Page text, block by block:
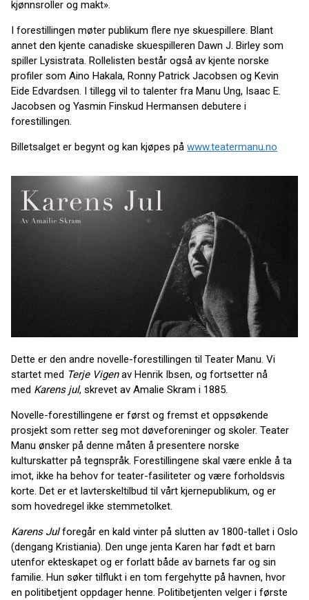
kjønnsroller og makt».
I forestillingen møter publikum flere nye skuespillere. Blant
annet den kjente canadiske skuespilleren Dawn J. Birley som
spiller Lysistrata. Rollelisten består også av kjente norske
profiler som Aino Hakala, Ronny Patrick Jacobsen og Kevin
Eide Edvardsen. I tillegg vil to talenter fra Manu Ung, Isaac E.
Jacobsen og Yasmin Finskud Hermansen debutere i
forestillingen.
Billetsalget er begynt og kan kjøpes på www.teatermanu.no
Dette er den andre novelle-forestillingen til Teater Manu. Vi
startet med Terje Vigenav Henrik Ibsen, og fortsetter nå
med Karens jul, skrevet av Amalie Skram i 1885.
Novelle-forestillingene er først og fremst et oppsøkende
prosjekt som retter seg mot døveforeninger og skoler. Teater
Manu ønsker på denne måten å presentere norske
kulturskatter på tegnspråk. Forestillingene skal være enkle å ta
imot, ikke ha behov for teater-fasiliteter og være forholdsvis
korte. Det er et lavterskeltilbud til vårt kjernepublikum, og er
som hovedregel ikke stemmetolket.
Karens Julforegår en kald vinter på slutten av 1800-tallet i Oslo
(dengang Kristiania). Den unge jenta Karen har født et barn
utenfor ekteskapet og er forlatt både av barnets far og sin
familie. Hun søker tilflukt i en tom fergehytte på havnen, hvor
en politibetjent oppdager henne. Politibetjenten velger i første